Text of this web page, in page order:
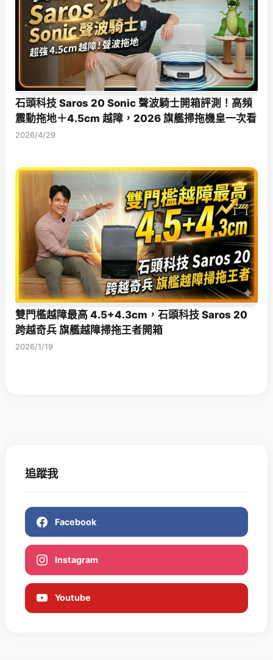
石頭科技 Saros 20 Sonic 聲波騎士開箱評測！高頻
震動拖地＋4.5cm 越障，2026 旗艦掃拖機皇一次看
2026/4/29
雙門檻越障最高 4.5+4.3cm，石頭科技 Saros 20
跨越奇兵 旗艦越障掃拖王者開箱
2026/1/19
追蹤我
Facebook
Instagram
Youtube